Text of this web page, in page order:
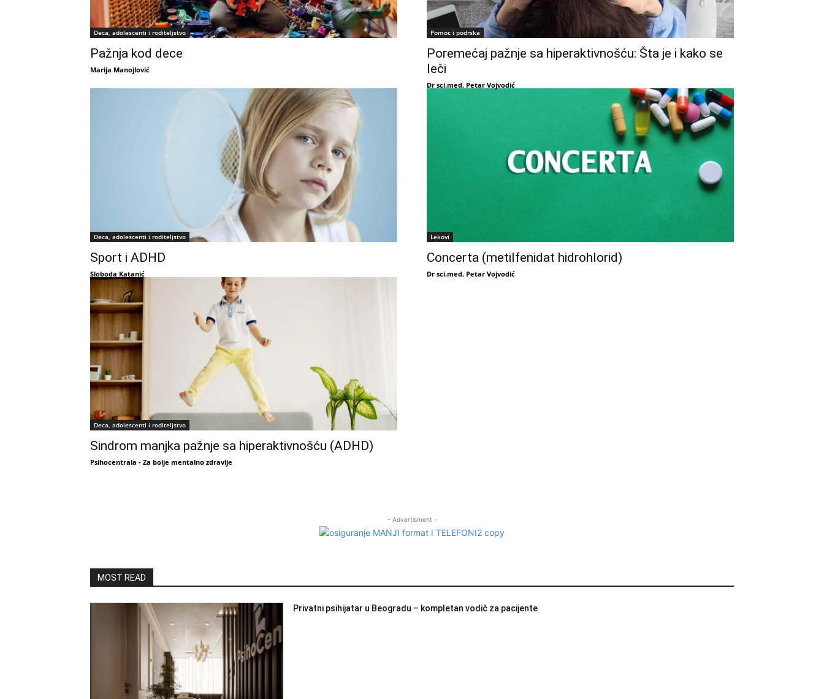
Deca, adolescenti i roditeljstvo
Pažnja kod dece
Marija Manojlović
Pomoc i podrska
Poremećaj pažnje sa hiperaktivnošću: Šta je i kako se
leči
Dr sci.med. Petar Vojvodić
Deca, adolescenti i roditeljstvo
Sport i ADHD
Sloboda Katanić
Lekovi
Concerta (metilfenidat hidrohlorid)
Dr sci.med. Petar Vojvodić
Deca, adolescenti i roditeljstvo
Sindrom manjka pažnje sa hiperaktivnošću (ADHD)
Psihocentrala - Za bolje mentalno zdravlje
- Advertisment -
MOST READ
Privatni psihijatar u Beogradu – kompletan vodič za pacijente